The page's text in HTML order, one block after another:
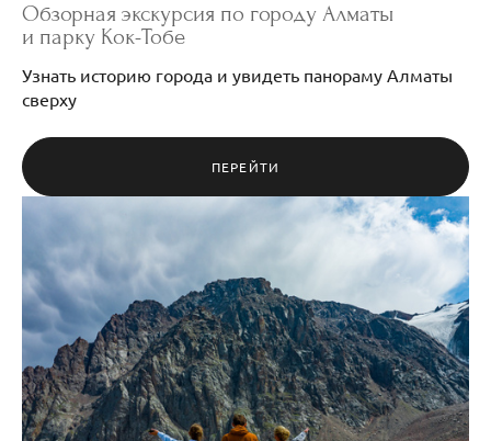
Обзорная экскурсия по городу Алматы
и парку Кок-Тобе
Узнать историю города и увидеть панораму Алматы
сверху
ПЕРЕЙТИ